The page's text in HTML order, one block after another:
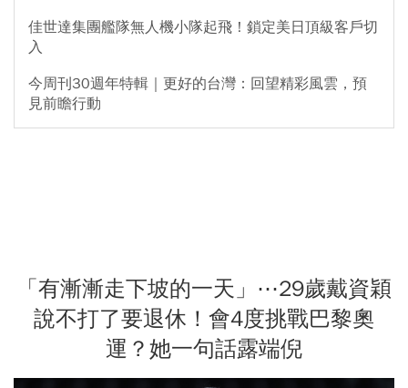
佳世達集團艦隊無人機小隊起飛！鎖定美日頂級客戶切
入
今周刊30週年特輯｜更好的台灣：回望精彩風雲，預
見前瞻行動
「有漸漸走下坡的一天」⋯29歲戴資穎
說不打了要退休！會4度挑戰巴黎奧
運？她一句話露端倪